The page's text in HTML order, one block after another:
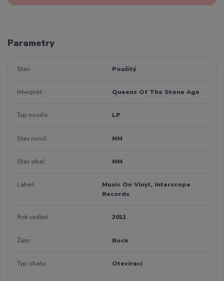
Parametry
Stav Použitý
Interpret Queens Of The Stone Age
Typ nosiče LP
Stav nosič NM
Stav obal NM
Label
Music On Vinyl, Interscope
Records
Rok vydání 2011
Žánr Rock
Typ obalu Otevírací